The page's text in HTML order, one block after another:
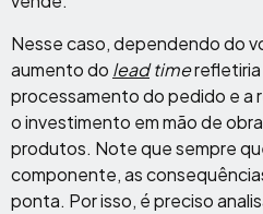
Nesse caso, dependendo do
aumento do leadtimerefletiria
processamento do pedido e a
o investimento em mão de
produtos. Note que sempre
componente, as
ponta. Por isso, é preciso